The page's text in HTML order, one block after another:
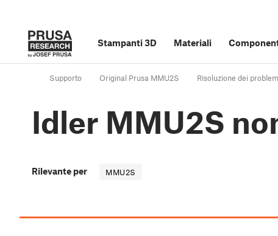
Stampanti 3D Materiali
Supporto Original Prusa MMU2S Risoluzione dei
Idler MMU2S
Rilevante per MMU2S